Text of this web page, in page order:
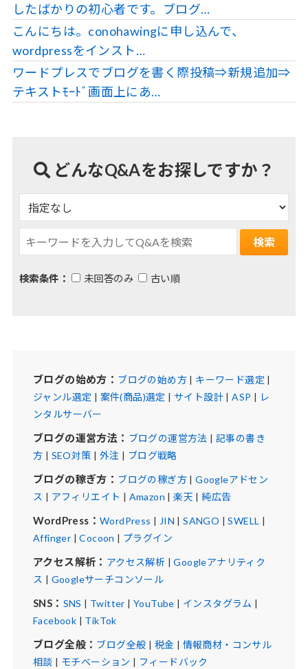
したばかりの初心者です。ブログ…
こんにちは。conohawingに申し込んで、
wordpressをインスト…
ワードプレスでブログを書く際投稿⇒新規追加⇒
テキストﾓｰﾄﾞ画面上にあ…
どんなQ&Aをお探しですか？
検索条件： 未回答のみ 古い順
ブログの始め方： ブログの始め方| キーワード選定 |
ジャンル選定 | 案件(商品)選定 | サイト設計|ASP | レ
ンタルサーバー
ブログの運営方法： ブログの運営方法 | 記事の書き
方 | SEO対策 | 外注 | ブログ戦略
ブログの稼ぎ方： ブログの稼ぎ方|Googleアドセン
ス | アフィリエイト | Amazon |楽天 |純広告
WordPress： WordPress | JIN |SANGO |SWELL |
Affinger |Cocoon | プラグイン
アクセス解析： アクセス解析 |Googleアナリティク
ス | Googleサーチコンソール
SNS： SNS | Twitter | YouTube | インスタグラム |
Facebook | TikTok
ブログ全般： ブログ全般 | 税金 | 情報商材・コンサル
相談 | モチベーション | フィードバック